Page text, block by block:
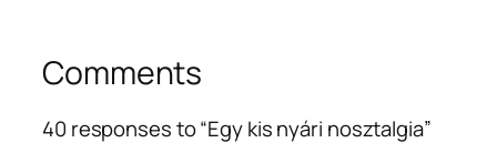
Comments
40 responses to “Egy kis nyári nosztalgia”